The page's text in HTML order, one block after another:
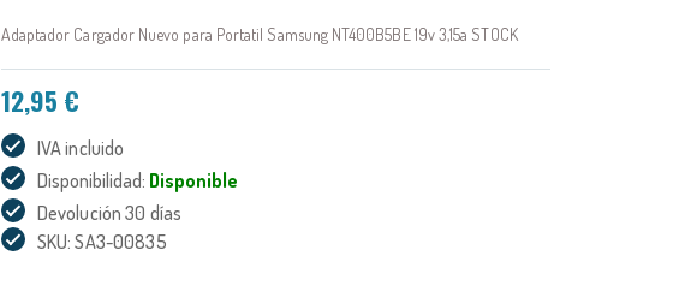
Adaptador Cargador Nuevo para Portatil Samsung NT400B5BE 19v 3,15a STOCK
12,95 €
IVA incluido
Disponibilidad: Disponible
Devolución 30 días
SKU: SA3-00835